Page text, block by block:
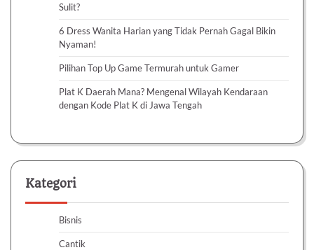
Sulit?
6 Dress Wanita Harian yang Tidak Pernah Gagal Bikin
Nyaman!
Pilihan Top Up Game Termurah untuk Gamer
Plat K Daerah Mana? Mengenal Wilayah Kendaraan
dengan Kode Plat K di Jawa Tengah
Kategori
Bisnis
Cantik